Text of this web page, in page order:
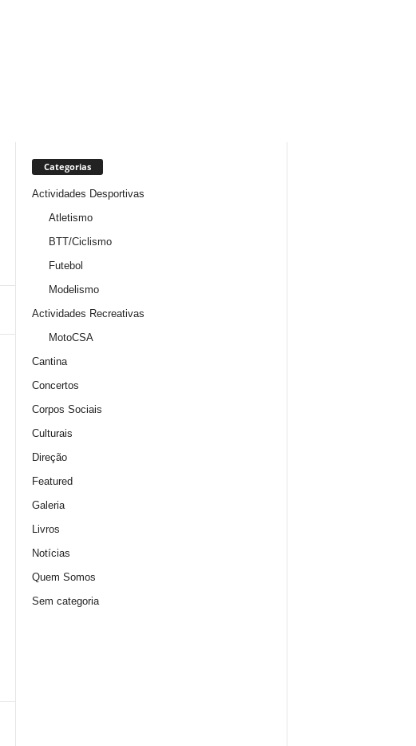
Categorias
Actividades Desportivas
Atletismo
BTT/Ciclismo
Futebol
Modelismo
Actividades Recreativas
MotoCSA
Cantina
Concertos
Corpos Sociais
Culturais
Direção
Featured
Galeria
Livros
Notícias
Quem Somos
Sem categoria